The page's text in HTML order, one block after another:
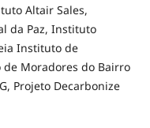
Altair Sales,
da Paz, Instituto
Instituto de
de Moradores do Bairro
Projeto Decarbonize